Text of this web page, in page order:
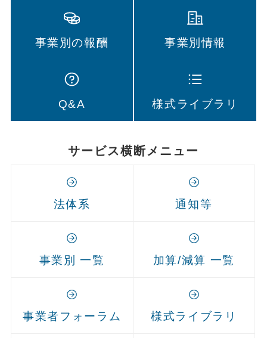
事業別の報酬 事業別情報
Q&A 様式ライブラリ
サービス横断メニュー
法体系 通知等
事業別 一覧 加算/減算 一覧
事業者フォーラム 様式ライブラリ